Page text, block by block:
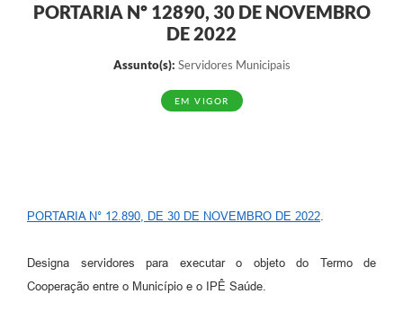
PARCEIROS
PORTARIA Nº 12890, 30 DE NOVEMBRO
DE 2022
Assunto(s): Servidores Municipais
EM VIGOR
PORTARIA N° 12.890, DE 30 DE NOVEMBRO DE 2022
Designa servidores para executar o objeto do Termo de
Cooperação entre o Município e o IPÊ Saúde.